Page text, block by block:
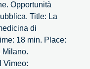
Opportunità
Title: La
di
18 min. Place:
Milano.
Vimeo: